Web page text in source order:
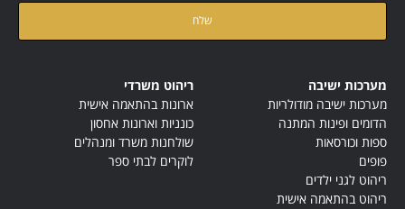
מדיניות הפרטיות
מערכות ישיבה
מערכות ישיבה מודולריות
הדומים ופינות המתנה
ספות וכורסאות
פופים
ריהוט לגני ילדים
ריהוט בהתאמה אישית
ריהוט משרדי
ארונות בהתאמה אישית
כונניות וארונות אחסון
שולחנות משרד ומנהלים
לוקרים לבתי ספר